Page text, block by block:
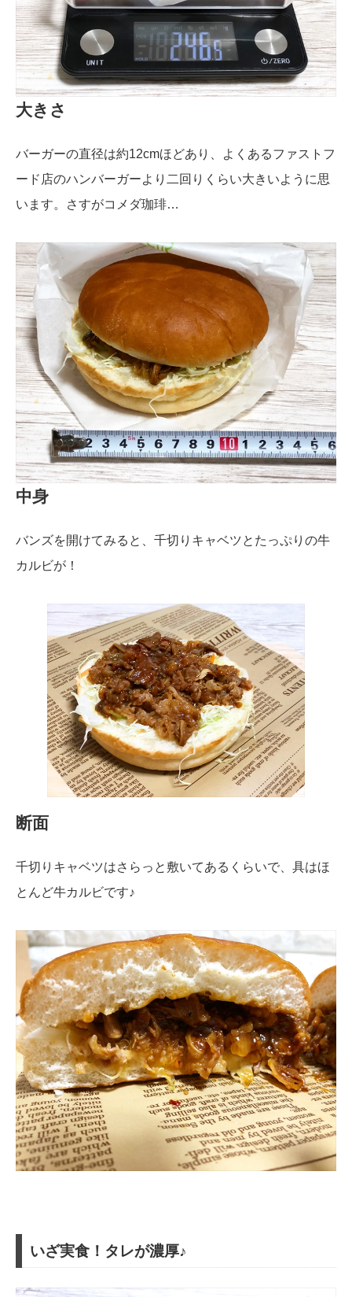
大きさ
バーガーの直径は約12cmほどあり、よくあるファストフ
ード店のハンバーガーより二回りくらい大きいように思
います。さすがコメダ珈琲…
中身
バンズを開けてみると、千切りキャベツとたっぷりの牛
カルビが！
断面
千切りキャベツはさらっと敷いてあるくらいで、具はほ
とんど牛カルビです♪
いざ実食！タレが濃厚♪